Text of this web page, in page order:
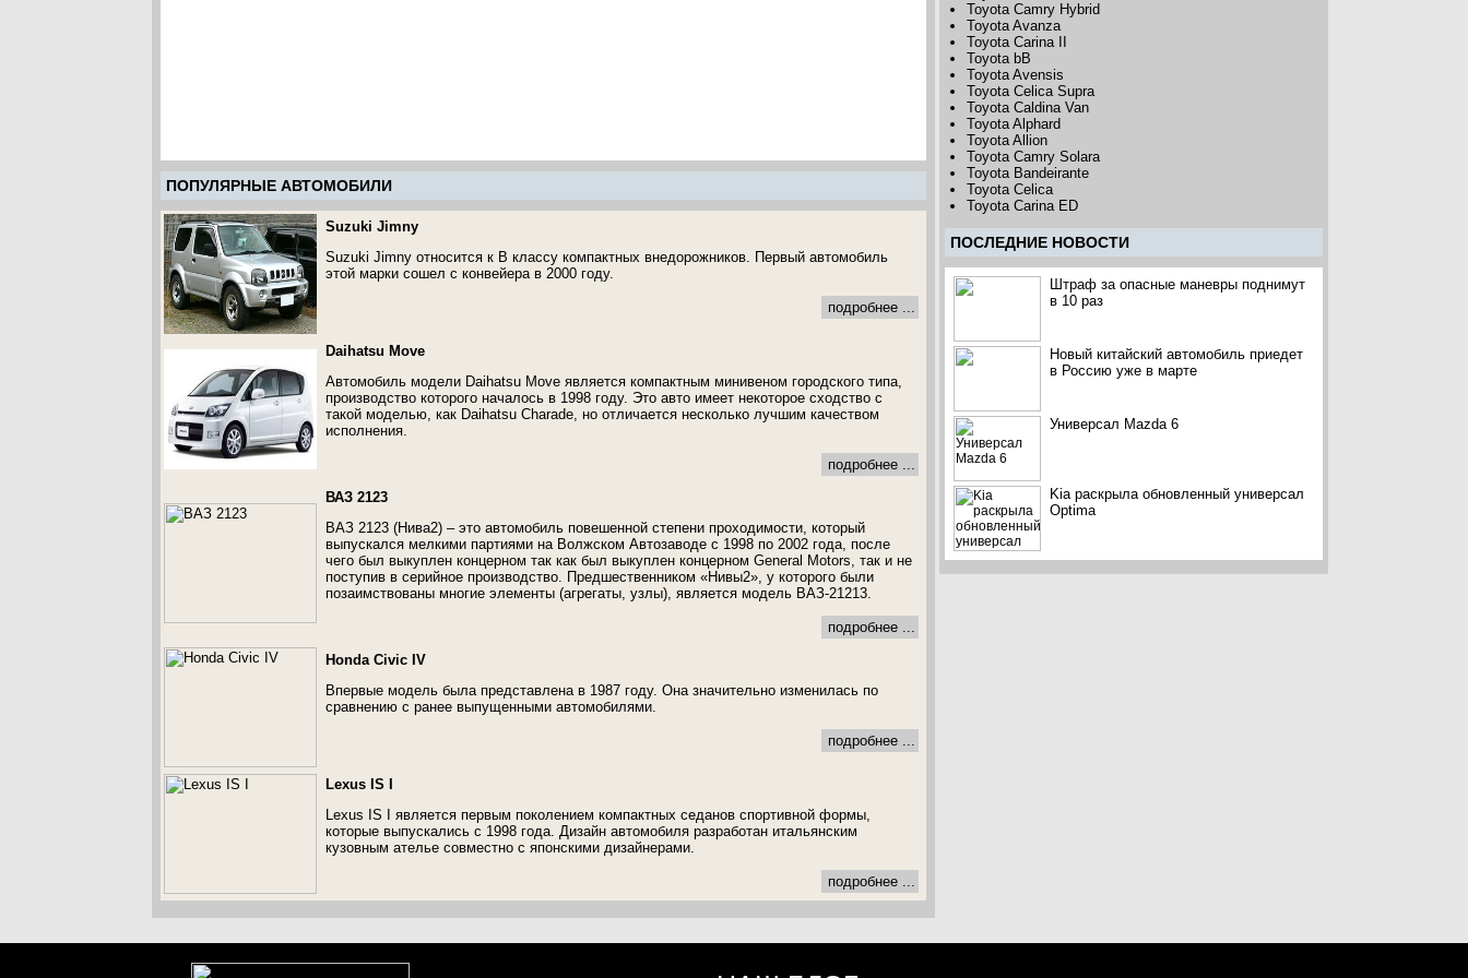
ПОПУЛЯРНЫЕ АВТОМОБИЛИ
Suzuki Jimny
Suzuki Jimny относится к В классу компактных внедорожников. Первый автомобиль
этой марки сошел с конвейера в 2000 году.
подробнее ...
Daihatsu Move
Автомобиль модели Daihatsu Move является компактным минивеном городского типа,
производство которого началось в 1998 году. Это авто имеет некоторое сходство с
такой моделью, как Daihatsu Charade, но отличается несколько лучшим качеством
исполнения.
подробнее ...
ВАЗ 2123
ВАЗ 2123 (Нива2) – это автомобиль повешенной степени проходимости, который
выпускался мелкими партиями на Волжском Автозаводе с 1998 по 2002 года, после
чего был выкуплен концерном так как был выкуплен концерном General Motors, так и не
поступив в серийное производство. Предшественником «Нивы2», у которого были
позаимствованы многие элементы (агрегаты, узлы), является модель ВАЗ-21213.
подробнее ...
Honda Civic IV
Впервые модель была представлена в 1987 году. Она значительно изменилась по
сравнению с ранее выпущенными автомобилями.
подробнее ...
Lexus IS I
Lexus IS I является первым поколением компактных седанов спортивной формы,
которые выпускались с 1998 года. Дизайн автомобиля разработан итальянским
кузовным ателье совместно с японскими дизайнерами.
подробнее ...
Toyota Camry Hybrid
Toyota Avanza
Toyota Carina II
Toyota bB
Toyota Avensis
Toyota Celica Supra
Toyota Caldina Van
Toyota Alphard
Toyota Allion
Toyota Camry Solara
Toyota Bandeirante
Toyota Celica
Toyota Carina ED
ПОCЛЕДНИЕ НОВОСТИ
Штраф за опасные маневры поднимут
в 10 раз
Новый китайский автомобиль приедет
в Россию уже в марте
Универсал Mazda 6
Kia раскрыла обновленный универсал
Optima